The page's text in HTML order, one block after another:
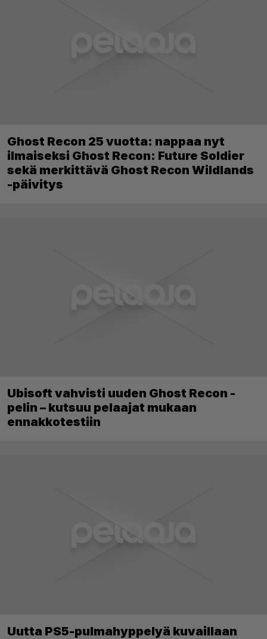
Ghost Recon 25 vuotta: nappaa nyt
ilmaiseksi Ghost Recon: Future Soldier
sekä merkittävä Ghost Recon Wildlands
-päivitys
Ubisoft vahvisti uuden Ghost Recon -
pelin – kutsuu pelaajat mukaan
ennakkotestiin
Uutta PS5-pulmahyppelyä kuvaillaan